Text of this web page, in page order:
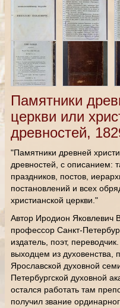
Памятники
церкви или
древностей,
"Памятники древней
древностей, с описанием:
праздников, постов,
постановлений и всех
христианской церкви."
Автор Иродион Яковлевич
профессор Санкт-
издатель, поэт,
выходцем из духовенства,
Ярославской духовной
Петербургской духовной
остался работать там
получил звание